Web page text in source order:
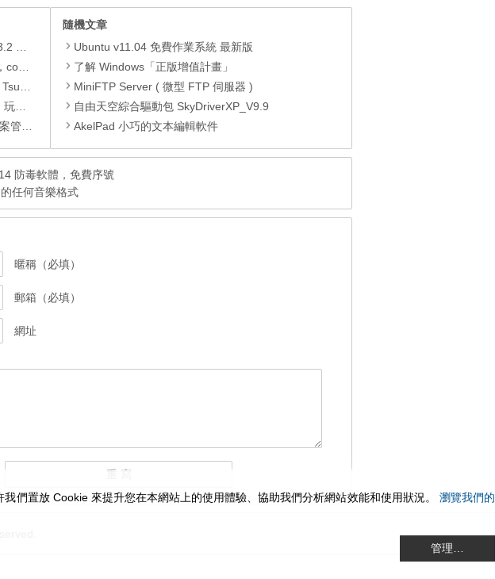
法
工具
隨機文章
Ubuntu v11.04 免費作業系統 最新版
了解 Windows「正版增值計畫」
MiniFTP Server ( 微型 FTP 伺服器 )
自由天空綜合驅動包 SkyDriverXP_V9.9
AkelPad 小巧的文本編輯軟件
防毒軟體，免費序號
任何音樂格式
暱稱（必填）
郵箱（必填）
網址
們置放 Cookie 來提升您在本網站上的使用體驗、協助我們分析網站效能和使用狀況。 瀏覽我們的
管理…